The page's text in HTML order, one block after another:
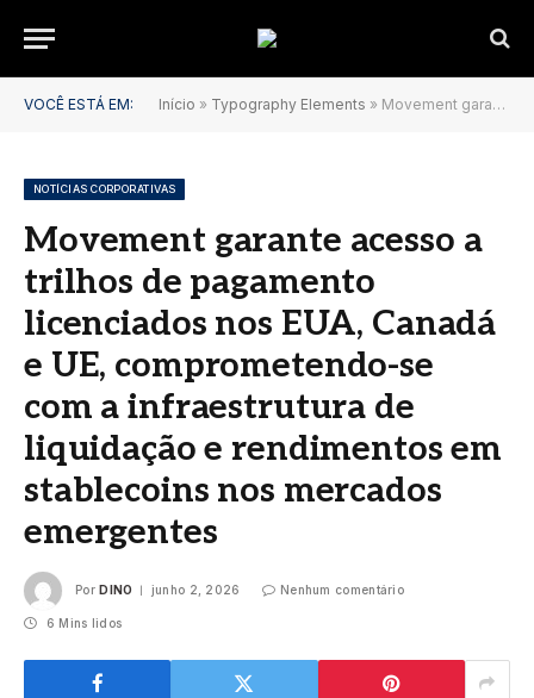
VOCÊ ESTÁ EM: Início » Typography Elements » Movement garante acesso a trilhos de pagamento licenciados nos EUA, Canadá e UE, comprometendo-se com a infraestrutura de liquidação e rendimentos em stablecoins nos mercados emergentes
NOTÍCIAS CORPORATIVAS
Movement garante acesso a
trilhos de pagamento
licenciados nos EUA, Canadá
e UE, comprometendo-se
com a infraestrutura de
liquidação e rendimentos em
stablecoins nos mercados
emergentes
Por DINO junho 2, 2026 Nenhum comentário
6 Mins lidos